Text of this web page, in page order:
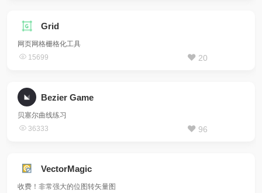
Grid
网页网格栅格化工具
15699
20
Bezier Game
贝塞尔曲线练习
36333
96
VectorMagic
收费！非常强大的位图转矢量图